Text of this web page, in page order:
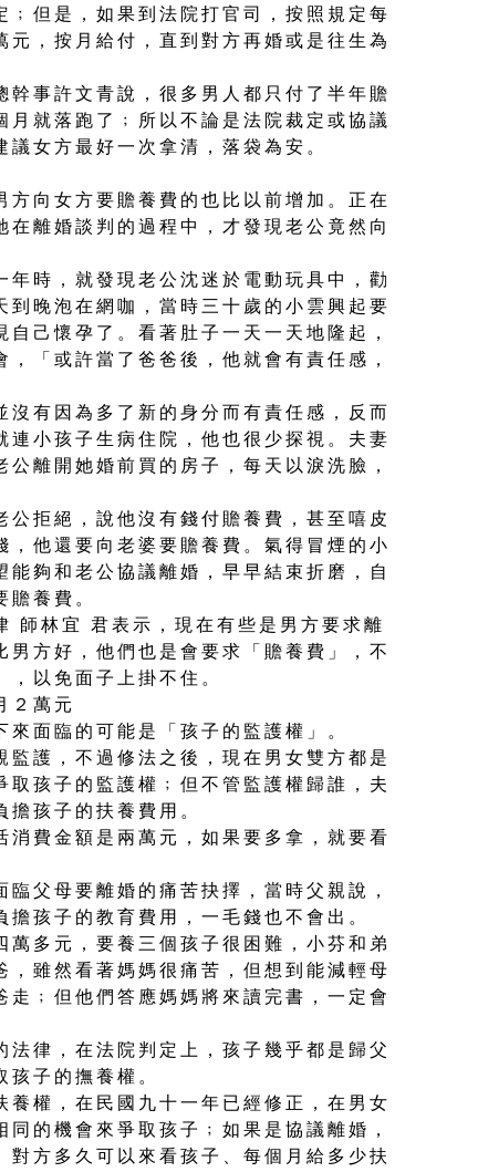
﹔但是，如果到法院打官司，按照規定每
元，按月給付，直到對方再婚或是往生為
幹事許文青說，很多男人都只付了半年贍
月就落跑了﹔所以不論是法院裁定或協議
女方最好一次拿清，落袋為安。
方向女方要贍養費的也比以前增加。正在
在離婚談判的過程中，才發現老公竟然向
年時，就發現老公沈迷於電動玩具中，勸
到晚泡在網咖，當時三十歲的小雲興起要
己懷孕了。看著肚子一天一天地隆起，
「或許當了爸爸後，他就會有責任感，
沒有因為多了新的身分而有責任感，反而
連小孩子生病住院，他也很少探視。夫妻
公離開她婚前買的房子，每天以淚洗臉，
公拒絕，說他沒有錢付贍養費，甚至嘻皮
，他還要向老婆要贍養費。氣得冒煙的小
能夠和老公協議離婚，早早結束折磨，自
贍養費。
師林宜 君表示，現在有些是男方要求離
男方好，他們也是會要求「贍養費」，不
以免面子上掛不住。
２萬元
面臨的可能是「孩子的監護權」。
監護，不過修法之後，現在男女雙方都是
取孩子的監護權﹔但不管監護權歸誰，夫
孩子的扶養費用。
消費金額是兩萬元，如果要多拿，就要看
父母要離婚的痛苦抉擇，當時父親說，
孩子的教育費用，一毛錢也不會出。
萬多元，要養三個孩子很困難，小芬和弟
，雖然看著媽媽很痛苦，但想到能減輕母
走﹔但他們答應媽媽將來讀完書，一定會
法律，在法院判定上，孩子幾乎都是歸父
孩子的撫養權。
養權，在民國九十一年已經修正，在男女
的機會來爭取孩子﹔如果是協議離婚，
對方多久可以來看孩子、每個月給多少扶